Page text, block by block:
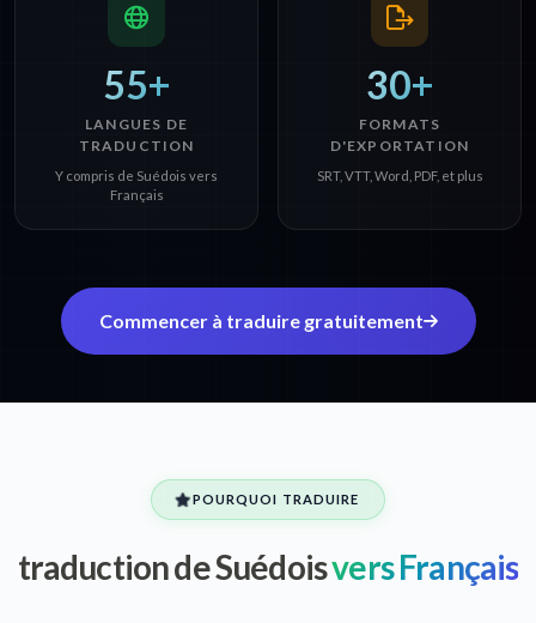
55+
LANGUES DE
TRADUCTION
Y compris de Suédois vers
Français
30+
FORMATS
D'EXPORTATION
SRT, VTT, Word, PDF, et plus
Commencer à traduire gratuitement
POURQUOI TRADUIRE
traduction de Suédoisvers Français